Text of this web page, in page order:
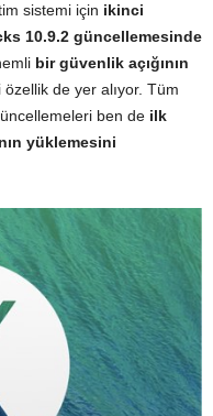
sistemi için ikinci
10.9.2 güncellemesinde
bir güvenlik açığının
de yer alıyor. Tüm
ben de ilk
yüklemesini